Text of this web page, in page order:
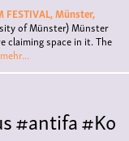
FESTIVAL, Münster,
of Münster)Münster
claiming space in it. The
#antifa#Ko